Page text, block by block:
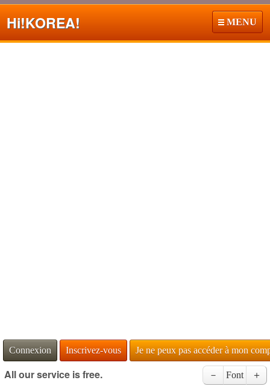
Hi!KOREA! MENU
Connexion Inscrivez-vous Je ne peux pas accéder à mon
All our service is free. － Font ＋